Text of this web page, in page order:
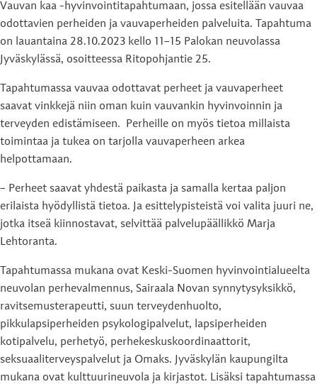
Vauvan kaa -hyvinvointitapahtumaan, jossa esitellään vauvaa
odottavien perheiden ja vauvaperheiden palveluita. Tapahtuma
on lauantaina 28.10.2023 kello 11–15 Palokan neuvolassa
Jyväskylässä, osoitteessa Ritopohjantie 25.
Tapahtumassa vauvaa odottavat perheet ja vauvaperheet
saavat vinkkejä niin oman kuin vauvankin hyvinvoinnin ja
terveyden edistämiseen. Perheille on myös tietoa millaista
toimintaa ja tukea on tarjolla vauvaperheen arkea
helpottamaan.
– Perheet saavat yhdestä paikasta ja samalla kertaa paljon
erilaista hyödyllistä tietoa. Ja esittelypisteistä voi valita juuri ne,
jotka itseä kiinnostavat, selvittää palvelupäällikkö Marja
Lehtoranta.
Tapahtumassa mukana ovat Keski-Suomen hyvinvointialueelta
neuvolan perhevalmennus, Sairaala Novan synnytysyksikkö,
ravitsemusterapeutti, suun terveydenhuolto,
pikkulapsiperheiden psykologipalvelut, lapsiperheiden
kotipalvelu, perhetyö, perhekeskuskoordinaattorit,
seksuaaliterveyspalvelut ja Omaks. Jyväskylän kaupungilta
mukana ovat kulttuurineuvola ja kirjastot. Lisäksi tapahtumassa